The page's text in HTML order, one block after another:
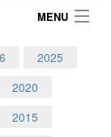
MENU
2025
2020
2015